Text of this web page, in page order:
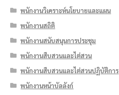
พนักงานวิเคราะห์นโยบายและแผน
พนักงานสถิติ
พนักงานสนับสนุนการประชุม
พนักงานสืบสวนและไต่สวน
พนักงานสืบสวนและไต่สวนปฏิบัติการ
พนักงานหน้าบัลลังก์